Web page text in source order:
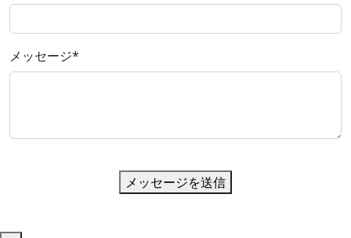
メッセージ*
メッセージを送信